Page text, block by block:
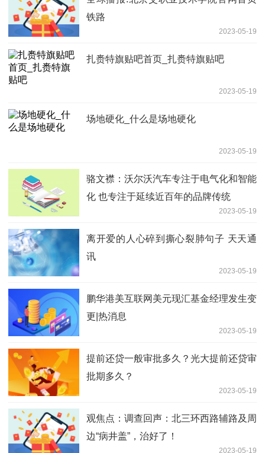
铁路
2023-05-19
扎赉特旗贴吧首页_扎赉特旗贴吧
2023-05-19
场地硬化_什么是场地硬化
2023-05-19
骆文襟：沃尔沃汽车专注于电气化和智能
化 也专注于延续近百年的品牌传统
2023-05-19
离开爱的人心碎到撕心裂肺句子 天天通
讯
2023-05-19
鹏华港美互联网美元现汇基金经理发生变
更|热消息
2023-05-19
提前还贷一般审批多久？光大提前还贷审
批期多久？
2023-05-19
观焦点：调查回声：北三环西路辅路及周
边“病井盖”，治好了！
2023-05-19